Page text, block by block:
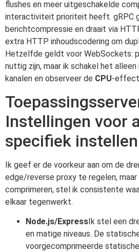
flushes en meer uitgeschakelde
interactiviteit prioriteit heeft. gRPC
berichtcompressie en draait via
extra HTTP inhoudscodering om
Hetzelfde geldt voor WebSockets:
nuttig zijn, maar ik schakel het
kanalen en observeer de CPU-effect
Instellingen voor
specifiek instellen
Ik geef er de voorkeur aan om de
edge/reverse proxy te regelen, maar
comprimeren, stel ik consistente
elkaar tegenwerkt.
Node.js/Express Ik stel een
en matige niveaus. De
voorgecomprimeerde